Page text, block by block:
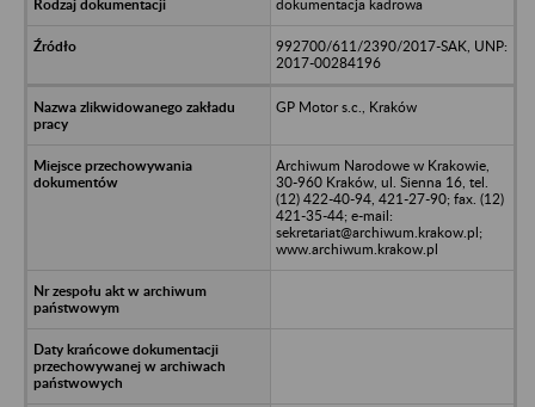
dokumentacja kadrowa
992700/611/2390/2017-SAK, UNP:
2017-00284196
GP Motor s.c., Kraków
Archiwum Narodowe w Krakowie,
30-960 Kraków, ul. Sienna 16, tel.
(12) 422-40-94, 421-27-90; fax. (12)
421-35-44; e-mail:
sekretariat@archiwum.krakow.pl;
www.archiwum.krakow.pl